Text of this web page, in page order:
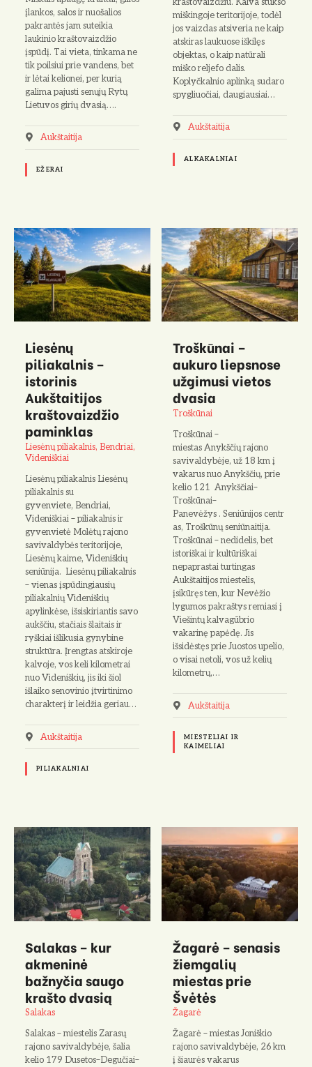
įlankos, salos ir nuošalios
pakrantės jam suteikia
laukinio kraštovaizdžio
įspūdį. Tai vieta, tinkama ne
tik poilsiui prie vandens, bet
ir lėtai kelionei, per kurią
galima pajusti senųjų Rytų
Lietuvos girių dvasią….
Aukštaitija
EŽERAI
miškingoje teritorijoje, todėl
jos vaizdas atsiveria ne kaip
atskiras laukuose iškilęs
objektas, o kaip natūrali
miško reljefo dalis.
Koplyčkalnio aplinką sudaro
spygliuočiai, daugiausiai…
Aukštaitija
ALKAKALNIAI
Liesėnų
piliakalnis –
istorinis
Aukštaitijos
kraštovaizdžio
paminklas
Liesėnų piliakalnis, Bendriai,
Videniškiai
Liesėnų piliakalnis Liesėnų
piliakalnis su
gyvenviete, Bendriai,
Videniškiai – piliakalnis ir
gyvenvietė Molėtų rajono
savivaldybės teritorijoje,
Liesėnų kaime, Videniškių
seniūnija. Liesėnų piliakalnis
– vienas įspūdingiausių
piliakalnių Videniškių
apylinkėse, išsiskiriantis savo
aukščiu, stačiais šlaitais ir
ryškiai išlikusia gynybine
struktūra. Įrengtas atskiroje
kalvoje, vos keli kilometrai
nuo Videniškių, jis iki šiol
išlaiko senovinio įtvirtinimo
charakterį ir leidžia geriau…
Aukštaitija
PILIAKALNIAI
Troškūnai –
aukuro liepsnose
užgimusi vietos
dvasia
Troškūnai
Troškūnai –
miestas Anykščių rajono
savivaldybėje, už 18 km į
vakarus nuo Anykščių, prie
kelio 121 Anykščiai–
Troškūnai–
Panevėžys . Seniūnijos centr
as, Troškūnų seniūnaitija.
Troškūnai – nedidelis, bet
istoriškai ir kultūriškai
nepaprastai turtingas
Aukštaitijos miestelis,
įsikūręs ten, kur Nevėžio
lygumos pakraštys remiasi į
Viešintų kalvagūbrio
vakarinę papėdę. Jis
išsidėstęs prie Juostos upelio,
o visai netoli, vos už kelių
kilometrų,…
Aukštaitija
MIESTELIAI IR
KAIMELIAI
Salakas – kur
akmeninė
bažnyčia saugo
krašto dvasią
Salakas
Salakas – miestelis Zarasų
rajono savivaldybėje, šalia
kelio 179 Dusetos–Degučiai–
Žagarė – senasis
žiemgalių
miestas prie
Švėtės
Žagarė
Žagarė – miestas Joniškio
rajono savivaldybėje, 26 km
į šiaurės vakarus